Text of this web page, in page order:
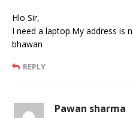
Hlo Sir,
I need a laptop.My address is
bhawan
REPLY
Pawan sharma